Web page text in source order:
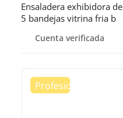
Ensaladera exhibidora de
5 bandejas vitrina fria b
Cuenta verificada